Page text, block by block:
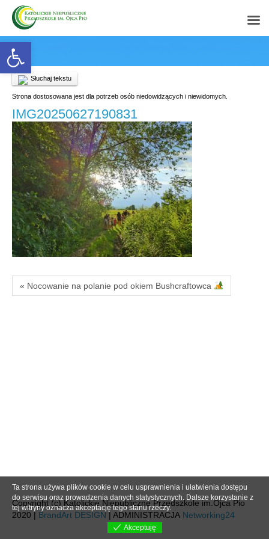
Open toolbar
Słuchaj tekstu
Strona dostosowana jest dla potrzeb osób niedowidzących i niewidomych.
IMG20250627190831
« Nocowanie na polanie pod okiem Bushcraftowca
Copyright (c) Katolickie Niepubliczne Przedszkole im.Ojca Pio
2020 | BrandArt DESIGN | ADMINISTRACJA Networking24
Ta strona używa plików cookie w celu usprawnienia i ułatwienia dostępu
do serwisu oraz prowadzenia danych statystycznych. Dalsze korzystanie z
tej witryny oznacza akceptację tego stanu rzeczy.
Akceptuję